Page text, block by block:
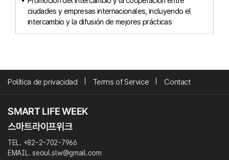
ciudades y empresas internacionales, incluyendo el
intercambio y la difusión de mejores prácticas
Política de privacidad Terms of Service Contact
TEL. +82-2-702-7966
EMAIL. seoul.slw@gmail.com